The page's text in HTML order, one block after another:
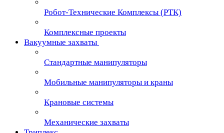
Робот-Технические Комплексы (РТК)
Комплексные проекты
Вакуумные захваты
Стандартные манипуляторы
Мобильные манипуляторы и краны
Крановые сиcтемы
Механические захваты